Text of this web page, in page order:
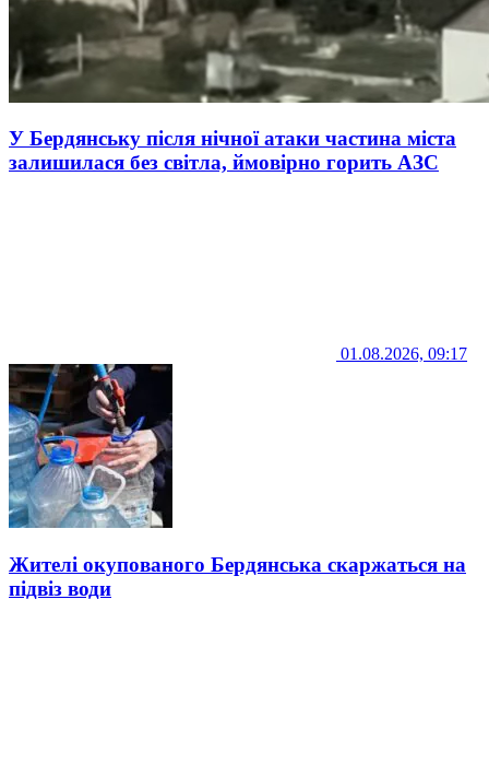
У Бердянську після нічної атаки частина міста
залишилася без світла, ймовірно горить АЗС
01.08.2026, 09:17
Жителі окупованого Бердянська скаржаться на
підвіз води